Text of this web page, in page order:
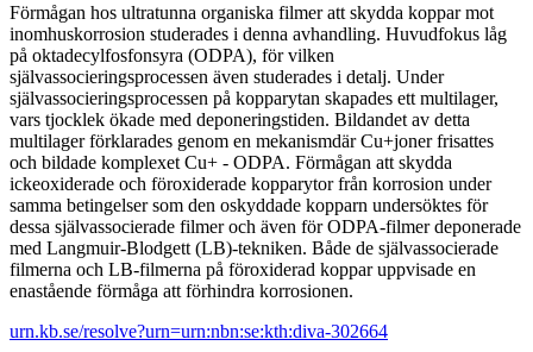
Förmågan hos ultratunna organiska filmer att skydda koppar mot
inomhuskorrosion studerades i denna avhandling. Huvudfokus låg
på oktadecylfosfonsyra (ODPA), för vilken
självassocieringsprocessen även studerades i detalj. Under
självassocieringsprocessen på kopparytan skapades ett multilager,
vars tjocklek ökade med deponeringstiden. Bildandet av detta
multilager förklarades genom en mekanismdär Cu+joner frisattes
och bildade komplexet Cu+ - ODPA. Förmågan att skydda
ickeoxiderade och föroxiderade kopparytor från korrosion under
samma betingelser som den oskyddade kopparn undersöktes för
dessa självassocierade filmer och även för ODPA-filmer deponerade
med Langmuir-Blodgett (LB)-tekniken. Både de självassocierade
filmerna och LB-filmerna på föroxiderad koppar uppvisade en
enastående förmåga att förhindra korrosionen.
urn.kb.se/resolve?urn=urn:nbn:se:kth:diva-302664